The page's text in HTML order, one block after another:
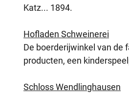
Katz... 1894.
Hofladen Schweinerei
De boerderijwinkel van de
producten, een
Schloss Wendlinghausen